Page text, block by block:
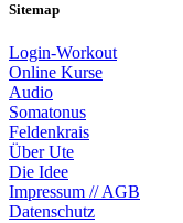
Sitemap
Login-Workout
Online Kurse
Audio
Somatonus
Feldenkrais
Über Ute
Die Idee
Impressum // AGB
Datenschutz